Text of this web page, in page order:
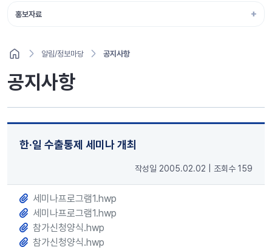
홍보자료
알림/정보마당 공지사항
공지사항
한·일 수출통제 세미나 개최
작성일 2005.02.02 조회수 159
세미나프로그램1.hwp
세미나프로그램1.hwp
참가신청양식.hwp
참가신청양식.hwp